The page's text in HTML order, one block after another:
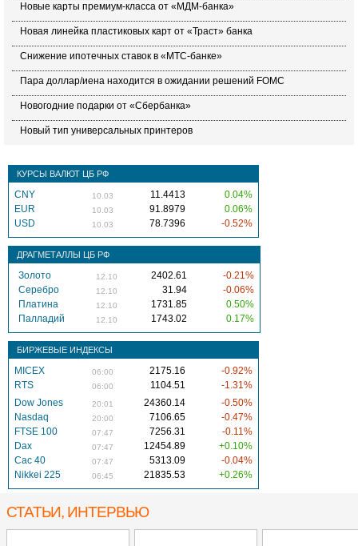
Новые карты премиум-класса от «МДМ-банка»
Новая линейка пластиковых карт от «Траст» банка
Снижение ипотечных ставок в «МТС-банке»
Пара доллар/иена находится в ожидании решений FOMC
Новогодние подарки от «Сбербанка»
Новый тип универсальных принтеров
КУРСЫ ВАЛЮТ ЦБ РФ
CNY 10.03 11.4413
0.04%
EUR
10.03 91.8979
0.06%
USD
10.03 78.7396 -0.52%
ДРАГМЕТАЛЛЫ ЦБ РФ
Золото 12.10 2402.61
-0.21%
Серебро
12.10 31.94
-0.06%
Платина
12.10 1731.85
0.50%
Палладий
12.10 1743.02 0.17%
БИРЖЕВЫЕ ИНДЕКСЫ
MICEX 06:00 2175.16
-0.92%
RTS
06:00 1104.51
-1.31%
Dow Jones
20:01 24360.14
-0.50%
Nasdaq
20:00 7106.65
-0.47%
FTSE 100
07:47 7256.31
-0.11%
Dax
07:47 12454.89
+0.10%
Cac 40
07:47 5313.09
-0.04%
Nikkei 225
06:45 21835.53 +0.26%
СТАТЬИ, ИНТЕРВЬЮ